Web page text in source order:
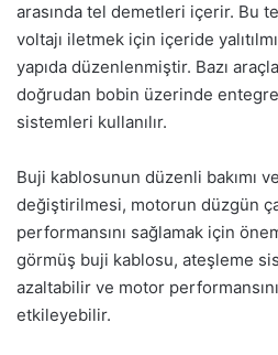
arasında tel demetleri içerir. Bu
voltajı iletmek için içeride
yapıda düzenlenmiştir. Bazı
doğrudan bobin üzerinde
sistemleri kullanılır.
Buji kablosunun düzenli bakımı
değiştirilmesi, motorun düzgün
performansını sağlamak için
görmüş buji kablosu, ateşleme
azaltabilir ve motor
etkileyebilir.